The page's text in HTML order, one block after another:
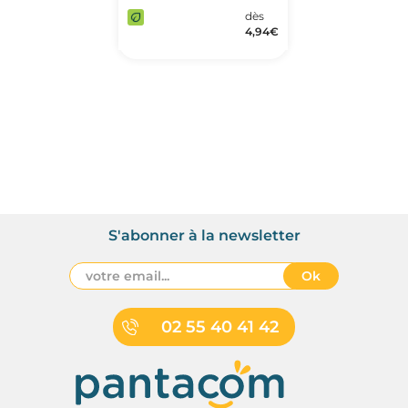
dès
4,94€
02 55 40 41 42
S'abonner à la newsletter
Ok